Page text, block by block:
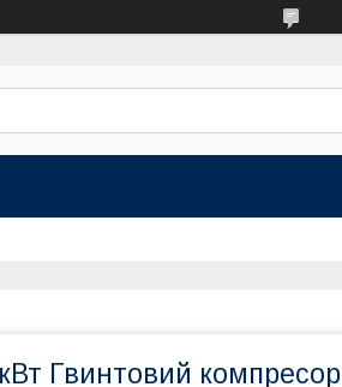
Гвинтовий компресор